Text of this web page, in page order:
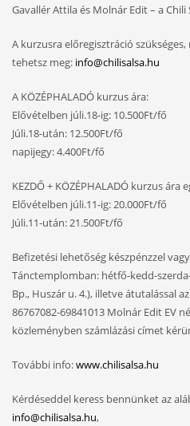
Gavallér Attila és Molnár Edit – a
A kurzusra előregisztráció
tehetsz meg: info@chilisalsa.hu
A KÖZÉPHALADÓ kurzus ára:
Elővételben júli.18-ig: 10.500Ft/fő
Júli.18-után: 12.500Ft/fő
napijegy: 4.400Ft/fő
KEZDŐ + KÖZÉPHALADÓ kurzus ára
Elővételben júli.11-ig: 20.000Ft/fő
Júli.11-után: 21.500Ft/fő
Befizetési lehetőség készpénzzel
Tánctemplomban: hétfő-kedd-
Bp., Huszár u. 4.), illetve átutalással
86767082-69841013 Molnár Edit EV
közleményben számlázási címet
További info:www.chilisalsa.hu
Kérdéseddel keress bennünket az
info@chilisalsa.hu,